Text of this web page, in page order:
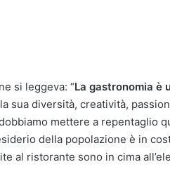
si leggeva: “La gastronomia è
sua diversità, creatività,
mettere a repentaglio
della popolazione è in
al ristorante sono in cima